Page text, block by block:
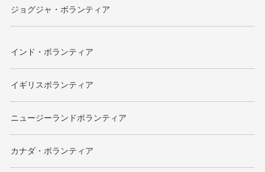
ジョグジャ・ボランティア
インド・ボランティア
イギリスボランティア
ニュージーランドボランティア
カナダ・ボランティア